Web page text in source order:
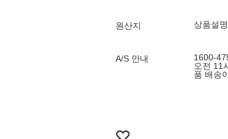
원산지 상품설
A/S 안내
1600-
오전 11
품 배송